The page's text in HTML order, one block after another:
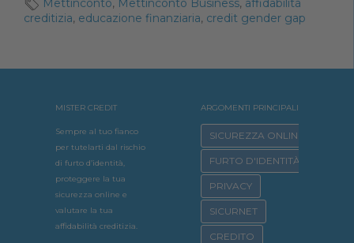
creditizia, educazione finanziaria, credit gender gap
MISTER CREDIT
Sempre al tuo fianco
per tutelarti dal rischio
di furto d’identità,
proteggere la tua
sicurezza online e
valutare la tua
affidabilità creditizia.
ARGOMENTI PRINCIPALI
SICUREZZA ONLINE
FURTO D'IDENTITÀ
PRIVACY
SICURNET
CREDITO